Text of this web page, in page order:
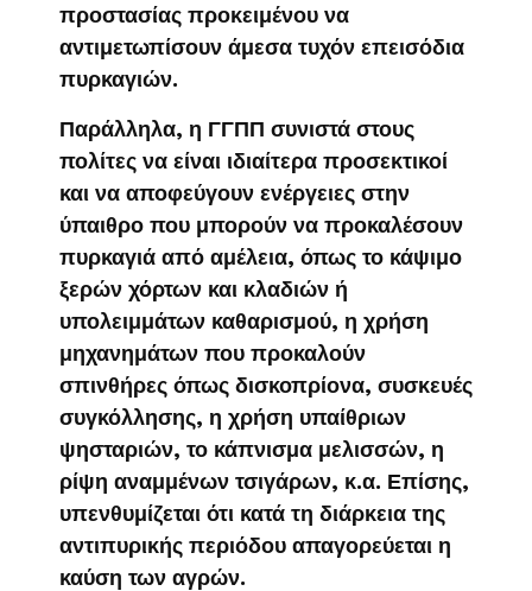
προστασίας προκειμένου να
αντιμετωπίσουν άμεσα τυχόν επεισόδια
πυρκαγιών.
Παράλληλα, η ΓΓΠΠ συνιστά στους
πολίτες να είναι ιδιαίτερα προσεκτικοί
και να αποφεύγουν ενέργειες στην
ύπαιθρο που μπορούν να προκαλέσουν
πυρκαγιά από αμέλεια, όπως το κάψιμο
ξερών χόρτων και κλαδιών ή
υπολειμμάτων καθαρισμού, η χρήση
μηχανημάτων που προκαλούν
σπινθήρες όπως δισκοπρίονα, συσκευές
συγκόλλησης, η χρήση υπαίθριων
ψησταριών, το κάπνισμα μελισσών, η
ρίψη αναμμένων τσιγάρων, κ.α. Επίσης,
υπενθυμίζεται ότι κατά τη διάρκεια της
αντιπυρικής περιόδου απαγορεύεται η
καύση των αγρών.